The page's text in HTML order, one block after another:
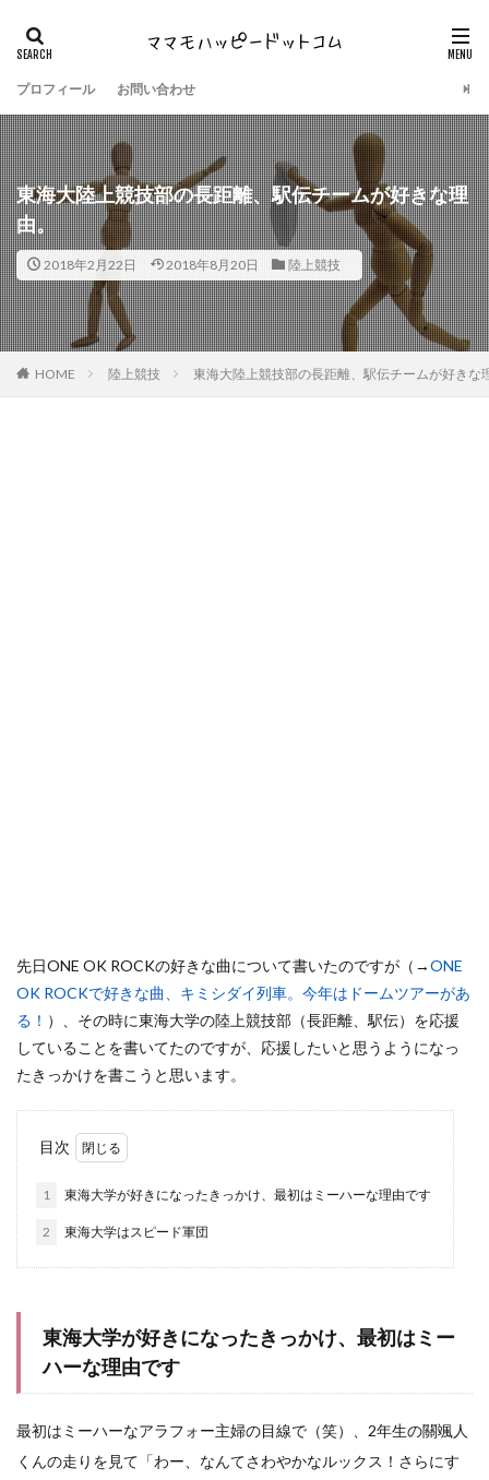
プロフィール お問い合わせ
東海大陸上競技部の長距離、駅伝チームが好きな理
由。
2018年2月22日 2018年8月20日 陸上競技
HOME 陸上競技 東海大陸上競技部の長距離、駅伝チームが好きな
先日ONE OK ROCKの好きな曲について書いたのですが（→ONE
OK ROCKで好きな曲、キミシダイ列車。今年はドームツアーがあ
る！ ）、その時に東海大学の陸上競技部（長距離、駅伝）を応援
していることを書いてたのですが、応援したいと思うようになっ
たきっかけを書こうと思います。
目次
1 東海大学が好きになったきっかけ、最初はミーハーな理由です
2 東海大学はスピード軍団
東海大学が好きになったきっかけ、最初はミー
ハーな理由です
最初はミーハーなアラフォー主婦の目線で（笑）、2年生の關颯人
くんの走りを見て「わー、なんてさわやかなルックス！さらにす